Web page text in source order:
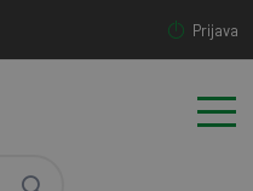
Prijava